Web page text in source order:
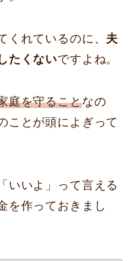
くれているのに、 夫
たくないですよね。
庭を守ることなの
ことが頭によぎって
いいよ」って言える
を作っておきまし